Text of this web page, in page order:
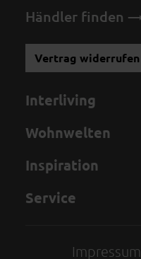
Händler finden
Vertrag widerrufen
Interliving
Wohnwelten
Inspiration
Service
Impressum